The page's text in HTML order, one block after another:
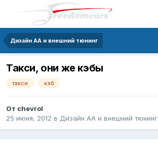
Дизайн АА и внешний тюнинг
Такси, они же кэбы
такси кэб
От chevrol
25 июня, 2012 в Дизайн АА и внешний тюнинг